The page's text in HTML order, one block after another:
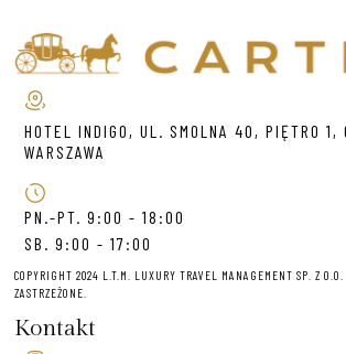
HOTEL INDIGO, UL. SMOLNA 40, PIĘTRO
WARSZAWA
PN.-PT. 9:00 - 18:00
SB. 9:00 - 17:00
COPYRIGHT 2024 L.T.M. LUXURY TRAVEL MANAGEMENT SP. Z O.O.
ZASTRZEŻONE.
Kontakt